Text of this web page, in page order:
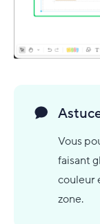
Vous
faisant
couleur
zone.